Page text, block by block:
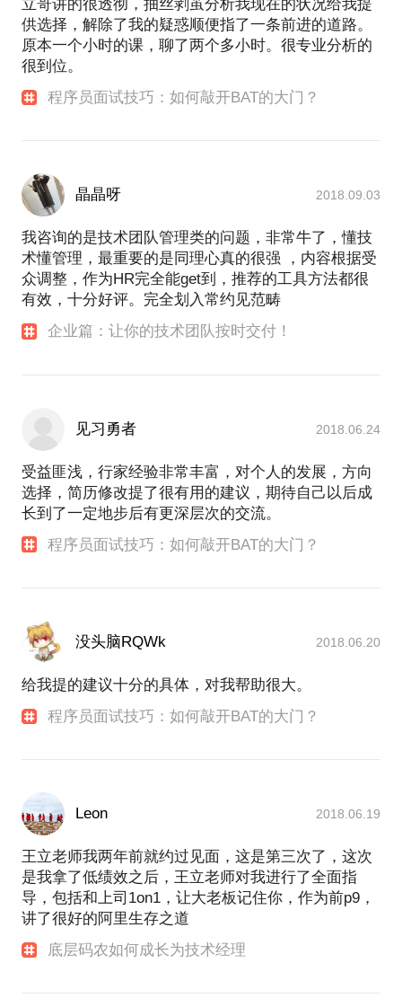
立哥讲的很透彻，抽丝剥茧分析我现在的状况给我提
供选择，解除了我的疑惑顺便指了一条前进的道路。
原本一个小时的课，聊了两个多小时。很专业分析的
很到位。
程序员面试技巧：如何敲开BAT的大门？
晶晶呀 2018.09.03
我咨询的是技术团队管理类的问题，非常牛了，懂技
术懂管理，最重要的是同理心真的很强 ，内容根据受
众调整，作为HR完全能get到，推荐的工具方法都很
有效，十分好评。完全划入常约见范畴
企业篇：让你的技术团队按时交付！
见习勇者 2018.06.24
受益匪浅，行家经验非常丰富，对个人的发展，方向
选择，简历修改提了很有用的建议，期待自己以后成
长到了一定地步后有更深层次的交流。
程序员面试技巧：如何敲开BAT的大门？
没头脑RQWk 2018.06.20
给我提的建议十分的具体，对我帮助很大。
程序员面试技巧：如何敲开BAT的大门？
Leon 2018.06.19
王立老师我两年前就约过见面，这是第三次了，这次
是我拿了低绩效之后，王立老师对我进行了全面指
导，包括和上司1on1，让大老板记住你，作为前p9，
讲了很好的阿里生存之道
底层码农如何成长为技术经理